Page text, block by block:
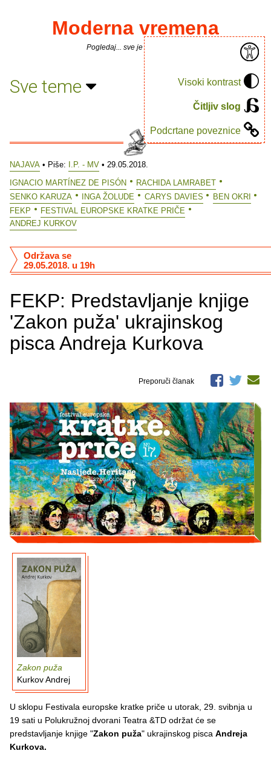
Visoki kontrast
Čitljiv slog
Podcrtane poveznice
Moderna vremena
Pogledaj... sve je puno knjiga.
Sve teme
NAJAVA • Piše: I.P. - MV • 29.05.2018.
IGNACIO MARTÍNEZ DE PISÓN
RACHIDA LAMRABET
SENKO KARUZA
INGA ŽOLUDE CARYS DAVIES
BEN OKRI
FEKP
FESTIVAL EUROPSKE KRATKE PRIČE
ANDREJ KURKOV
FEKP: Predstavljanje knjige
'Zakon puža' ukrajinskog
pisca Andreja Kurkova
Održava se
29.05.2018. u 19h
Preporuči članak
Zakon puža
Kurkov Andrej
U sklopu Festivala europske kratke priče u utorak, 29. svibnja u
19 sati u Polukružnoj dvorani Teatra &TD održat će se
predstavljanje knjige "Zakon puža" ukrajinskog pisca Andreja
Kurkova.